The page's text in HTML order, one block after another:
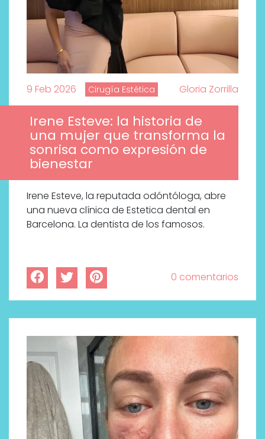
9 Feb 2026 Cirugía Estética Gloria Zorrilla
Irene Esteve: la historia de
una mujer que transforma la
sonrisa como expresión de
bienestar
Irene Esteve, la reputada odóntóloga, abre
una nueva clínica de Estetica dental en
Barcelona. La dentista de los famosos.
0 comentarios